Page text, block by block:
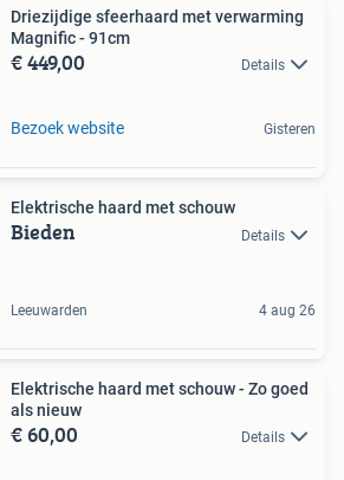
Driezijdige sfeerhaard met verwarming
Magnific - 91cm
€ 449,00 Details
Bezoek website Gisteren
Elektrische haard met schouw
Bieden Details
Leeuwarden 4 aug 26
Elektrische haard met schouw - Zo goed
als nieuw
€ 60,00 Details